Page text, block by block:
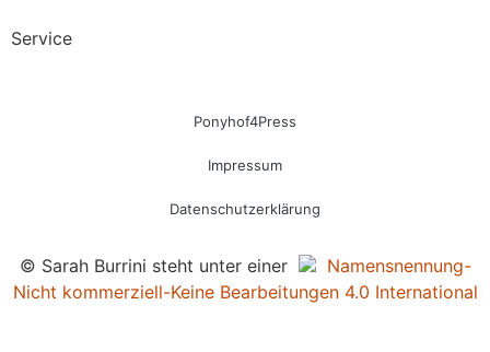
Service
Ponyhof4Press
Impressum
Datenschutzerklärung
© Sarah Burrini steht unter einer
Namensnennung-
Nicht kommerziell-Keine Bearbeitungen 4.0 International